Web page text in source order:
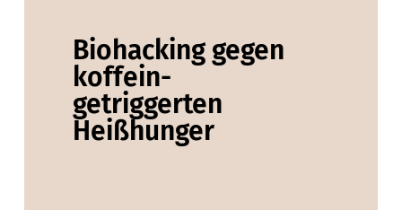
Biohacking gegen
koffein-
getriggerten
Heißhunger